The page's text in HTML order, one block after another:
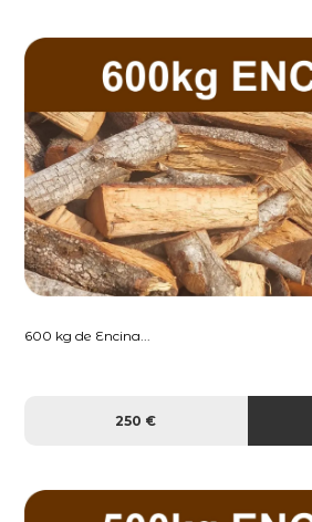
600 kg de Encina...
250 €